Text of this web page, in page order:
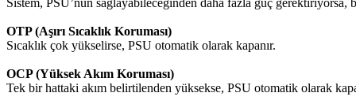
Sistem, PSU’nun sağlayabileceğinden daha fazla güç
OTP (Aşırı Sıcaklık Koruması)
Sıcaklık çok yükselirse, PSU otomatik olarak kapanır.
OCP (Yüksek Akım Koruması)
Tek bir hattaki akım belirtilenden yüksekse, PSU otomatik olarak